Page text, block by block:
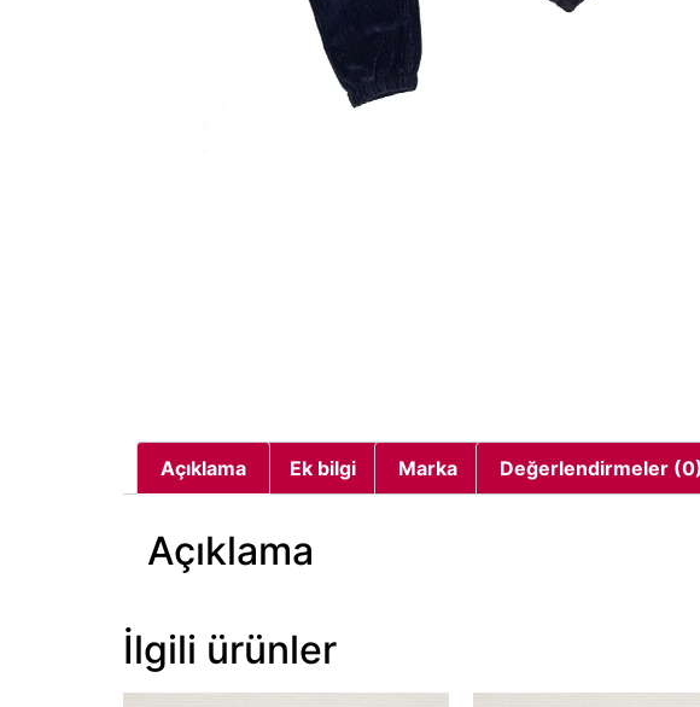
Açıklama Ek bilgi Marka Değerlendirmeler (0)
Açıklama
İlgili ürünler